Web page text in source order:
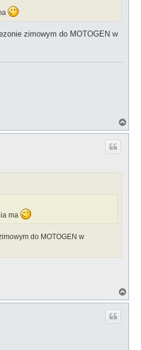
zimowym do MOTOGEN w
a
ma
do MOTOGEN w
a